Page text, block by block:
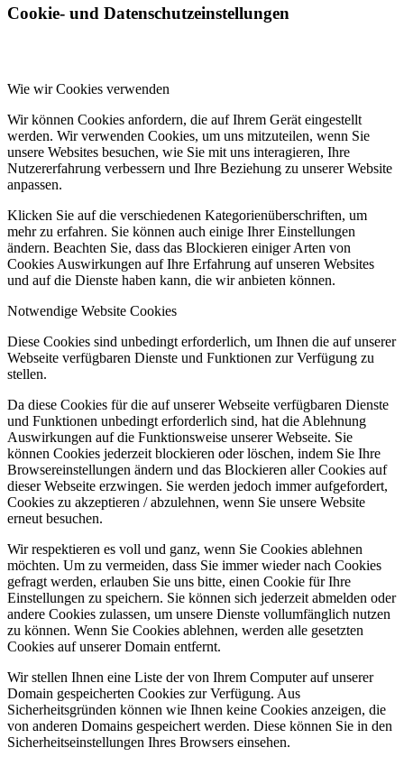
Cookie- und Datenschutzeinstellungen
Wie wir Cookies verwenden
Wir können Cookies anfordern, die auf Ihrem Gerät eingestellt
werden. Wir verwenden Cookies, um uns mitzuteilen, wenn Sie
unsere Websites besuchen, wie Sie mit uns interagieren, Ihre
Nutzererfahrung verbessern und Ihre Beziehung zu unserer Website
anpassen.
Klicken Sie auf die verschiedenen Kategorienüberschriften, um
mehr zu erfahren. Sie können auch einige Ihrer Einstellungen
ändern. Beachten Sie, dass das Blockieren einiger Arten von
Cookies Auswirkungen auf Ihre Erfahrung auf unseren Websites
und auf die Dienste haben kann, die wir anbieten können.
Notwendige Website Cookies
Diese Cookies sind unbedingt erforderlich, um Ihnen die auf unserer
Webseite verfügbaren Dienste und Funktionen zur Verfügung zu
stellen.
Da diese Cookies für die auf unserer Webseite verfügbaren Dienste
und Funktionen unbedingt erforderlich sind, hat die Ablehnung
Auswirkungen auf die Funktionsweise unserer Webseite. Sie
können Cookies jederzeit blockieren oder löschen, indem Sie Ihre
Browsereinstellungen ändern und das Blockieren aller Cookies auf
dieser Webseite erzwingen. Sie werden jedoch immer aufgefordert,
Cookies zu akzeptieren / abzulehnen, wenn Sie unsere Website
erneut besuchen.
Wir respektieren es voll und ganz, wenn Sie Cookies ablehnen
möchten. Um zu vermeiden, dass Sie immer wieder nach Cookies
gefragt werden, erlauben Sie uns bitte, einen Cookie für Ihre
Einstellungen zu speichern. Sie können sich jederzeit abmelden oder
andere Cookies zulassen, um unsere Dienste vollumfänglich nutzen
zu können. Wenn Sie Cookies ablehnen, werden alle gesetzten
Cookies auf unserer Domain entfernt.
Wir stellen Ihnen eine Liste der von Ihrem Computer auf unserer
Domain gespeicherten Cookies zur Verfügung. Aus
Sicherheitsgründen können wie Ihnen keine Cookies anzeigen, die
von anderen Domains gespeichert werden. Diese können Sie in den
Sicherheitseinstellungen Ihres Browsers einsehen.